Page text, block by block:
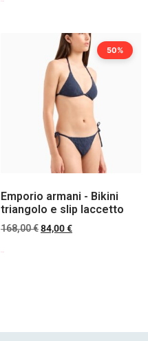
50%
Emporio armani - Bikini
triangolo e slip laccetto
168,00€84,00€